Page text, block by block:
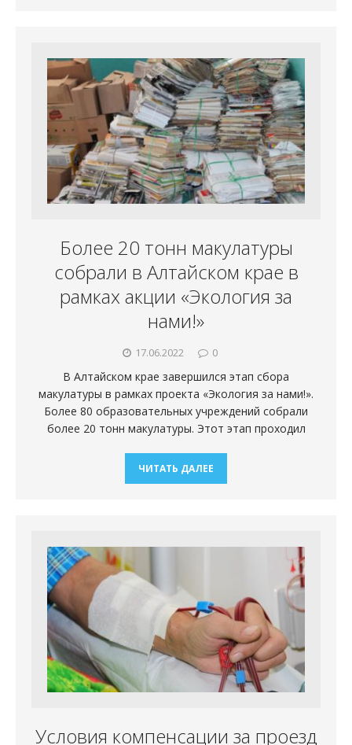
Более 20 тонн макулатуры
собрали в Алтайском крае в
рамках акции «Экология за
нами!»
17.06.2022 0
В Алтайском крае завершился этап сбора
макулатуры в рамках проекта «Экология за нами!».
Более 80 образовательных учреждений собрали
более 20 тонн макулатуры. Этот этап проходил
ЧИТАТЬ ДАЛЕЕ
Условия компенсации за проезд